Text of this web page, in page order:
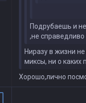
Подрубаешь и
,не справедливо
Ниразу в жизни
миксы, ни о каких
Хорошо,лично